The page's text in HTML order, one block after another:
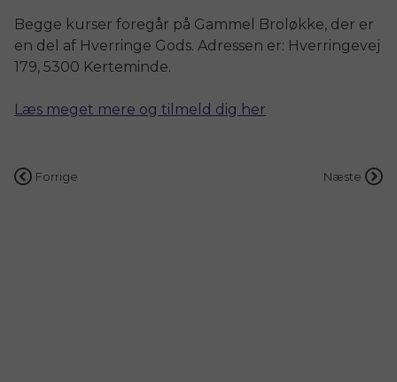
Begge kurser foregår på Gammel Broløkke, der er
en del af Hverringe Gods. Adressen er: Hverringevej
179, 5300 Kerteminde.
Læs meget mere og tilmeld dig her
Indlægsnavigation
Forrige Næste